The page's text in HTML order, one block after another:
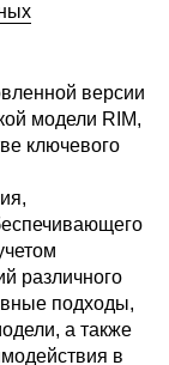
версии
модели RIM,
ключевого
различного
подходы,
а также
в